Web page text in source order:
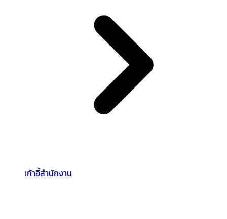
เก้าอี้สำนักงาน